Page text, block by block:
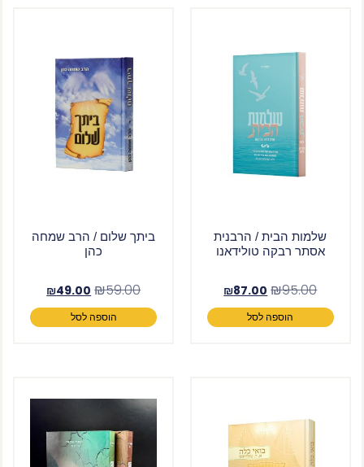
שלמות הבית / הרבנית
אסתר רבקה טולידאנו
₪95.00
₪87.00
הוספה לסל
ביתך שלום / הרב שמחה
כהן
₪59.00
₪49.00
הוספה לסל